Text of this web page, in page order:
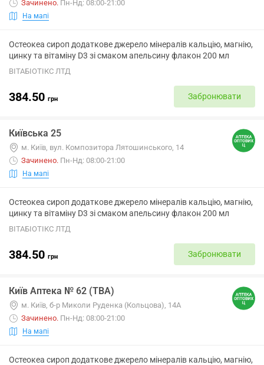
Зачинено. Пн-Нд: 08:00-21:00
На мапі
Остеокеа сироп додаткове джерело мінералів кальцію, магнію,
цинку та вітаміну D3 зі смаком апельсину флакон 200 мл
ВІТАБІОТІКС ЛТД
384.50 грн Забронювати
Київська 25
м. Київ, вул. Композитора Лятошинського, 14
Зачинено. Пн-Нд: 08:00-21:00
На мапі
Остеокеа сироп додаткове джерело мінералів кальцію, магнію,
цинку та вітаміну D3 зі смаком апельсину флакон 200 мл
ВІТАБІОТІКС ЛТД
384.50 грн Забронювати
Київ Аптека № 62 (ТВА)
м. Київ, б-р Миколи Руденка (Кольцова), 14А
Зачинено. Пн-Нд: 08:00-21:00
На мапі
Остеокеа сироп додаткове джерело мінералів кальцію, магнію,